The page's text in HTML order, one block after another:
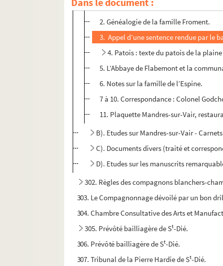
1. Lettre du Grand-Prévot F. de Riguet
2. Généalogie de la famille Froment.
3. Appel d’une sentence rendue par le
4. Patois : texte du patois de la plaine
5. L’Abbaye de Flabemont et la
6. Notes sur la famille de l’Espine.
7 à 10. Correspondance : Colonel
11. Plaquette Mandres-sur-Vair,
B). Etudes sur Mandres-sur-Vair -
C). Documents divers (traité et
D). Etudes sur les manuscrits
302. Règles des compagnons blanchers-
303. Le Compagnonnage dévoilé par un bon
304. Chambre Consultative des Arts et
305. Prévôté bailliagère de St-Dié.
306. Prévôté bailliagère de St-Dié.
307. Tribunal de la Pierre Hardie de St-Dié.